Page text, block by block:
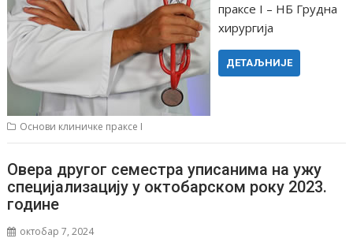
праксе I – НБ Грудна
хирургија
ДЕТАЉНИЈЕ
Основи клиничке праксе I
Овера другог семестра уписанима на ужу
специјализацију у октобарском року 2023.
године
октобар 7, 2024